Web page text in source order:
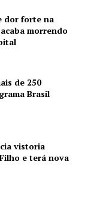
dor forte na
morrendo
de 250
Brasil
vistoria
e terá nova